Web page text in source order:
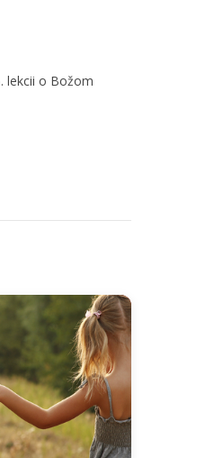
lekcii o Božom